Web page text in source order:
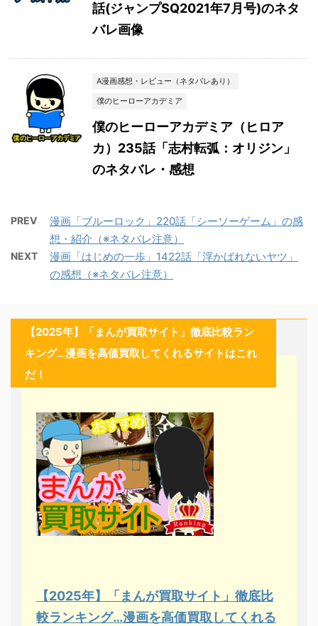
話(ジャンプSQ2021年7月号)のネタ
バレ画像
A漫画感想・レビュー（ネタバレあり）
僕のヒーローアカデミア
僕のヒーローアカデミア（ヒロア
カ）235話「志村転弧：オリジン」
のネタバレ・感想
PREV
漫画「ブルーロック」220話「シーソーゲーム」の感
想・紹介（※ネタバレ注意）
NEXT
漫画「はじめの一歩」1422話「浮かばれないヤツ」
の感想（※ネタバレ注意）
【2025年】「まんが買取サイト」徹底比較ラン
キング…漫画を高価買取してくれるサイトはこれ
だ！
【2025年】「まんが買取サイト」徹底比
較ランキング…漫画を高価買取してくれる